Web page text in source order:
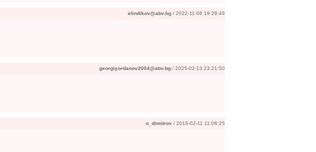
elindikov@abv.bg / 2022-11-08 19:28:49
georgiyordanov2004@abv.bg / 2025-02-13 23:21:50
o_dimitrov / 2018-02-11 11:06:25